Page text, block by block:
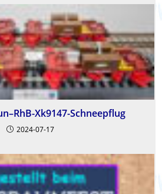
Xk9147-Schneepflug
2024-07-17